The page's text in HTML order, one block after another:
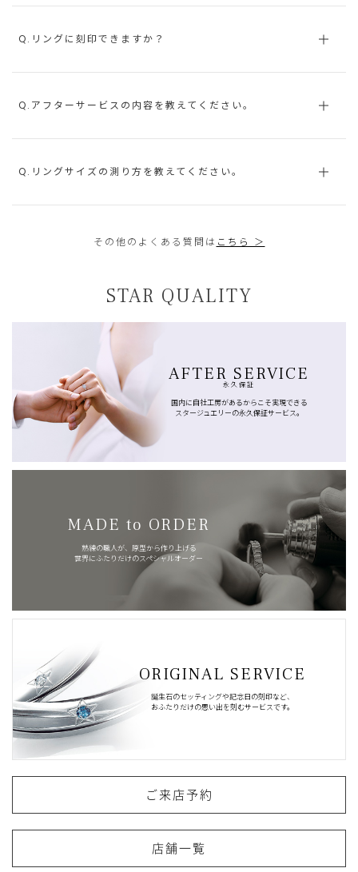
Q.リングに刻印できますか？
Q.アフターサービスの内容を教えてください。
Q.リングサイズの測り方を教えてください。
その他のよくある質問は こちら ＞
STAR QUALITY
AFTER SERVICE
永久保証
国内に自社工房があるからこそ実現できる
スタージュエリーの永久保証サービス。
MADE to ORDER
熟練の職人が、原型から作り上げる
世界にふたりだけのスペシャルオーダー
ORIGINAL SERVICE
誕生石のセッティングや記念日の刻印など、
おふたりだけの思い出を刻むサービスです。
ご来店予約
店舗一覧